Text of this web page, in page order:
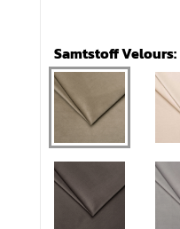
Samtstoff Velours: